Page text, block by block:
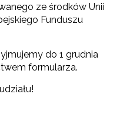
ze środków Unii
Funduszu
do 1 grudnia
formularza.